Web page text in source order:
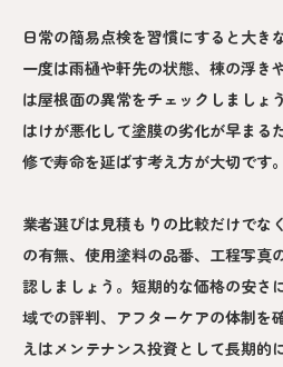
日常の簡易点検を習慣にすると大き
一度は雨樋や軒先の状態、棟の浮き
は屋根面の異常をチェックしましょ
はけが悪化して塗膜の劣化が早まる
修で寿命を延ばす考え方が大切です。
業者選びは見積もりの比較だけでな
の有無、使用塗料の品番、工程写真
認しましょう。短期的な価格の安さ
域での評判、アフターケアの体制を
えはメンテナンス投資として長期的